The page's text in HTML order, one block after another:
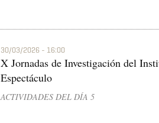
30/03/2026 - 16:00
X Jornadas de Investigación del
Espectáculo
ACTIVIDADES DEL DÍA 5